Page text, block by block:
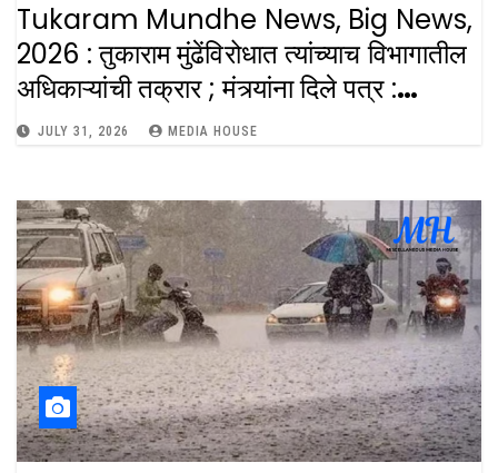
Tukaram Mundhe News, Big News,
2026 : तुकाराम मुंढेंविरोधात त्यांच्याच विभागातील
अधिकाऱ्यांची तक्रार ; मंत्र्यांना दिले पत्र :
Complaint Against Tukaram
Department
JULY 31, 2026 MEDIA HOUSE